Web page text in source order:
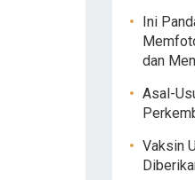
Ini
dan
Asal-
Vaksin